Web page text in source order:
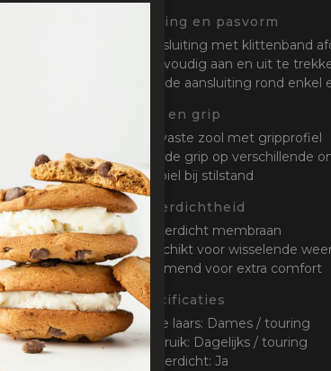
Sluiting en pasvorm
• Ritssluiting met klittenband
• Eenvoudig aan en uit te
• Goede aansluiting rond enkel
Zool en grip
• Slijtvaste zool met gripprofiel
• Goede grip op verschillende
• Stabiel bij stilstand
Waterdichtheid
• Waterdicht membraan
• Geschikt voor wisselende
• Ademend voor extra comfort
Specificaties
• Type laars: Dames / touring
• Gebruik: Dagelijks / touring
• Waterdicht: Ja